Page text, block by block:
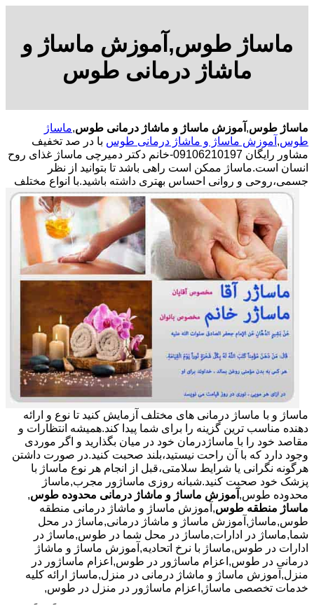
ماساژ طوس,آموزش ماساژ و
ماشاژ درمانی طوس
ماساژ طوس, آموزش ماساژ و ماشاژ درمانی طوس,ماساژ
طوس, آموزش ماساژ و ماشاژ درمانی طوس با در صد تخفیف
مشاور رایگان 09106210197-خانم دکتر دمیرچی ماساژ غذای روح
انسان است.ماساژ ممکن است راهی باشد تا بتوانید از نظر
جسمی،روحی و روانی احساس بهتری داشته باشید.با انواع مختلف
ماساژ و با ماساژ درمانی های مختلف آزمایش کنید تا نوع و ارائه
دهنده مناسب ترین گزینه را برای شما پیدا کند.همیشه انتظارات و
مقاصد خود را با ماساژدرمان خود در میان بگذارید و اگر موردی
وجود دارد که با آن راحت نیستید،بلند صحبت کنید.در صورت داشتن
هرگونه نگرانی یا شرایط سلامتی،قبل از انجام هر نوع ماساژ با
پزشک خود صحبت کنید.شبانه روزی ماساژور مجرب,ماساژ
محدوده طوس, آموزش ماساژ و ماشاژ درمانی محدوده طوس,
ماساژ منطقه طوس,آموزش ماساژ و ماشاژ درمانی منطقه
طوس,ماساژ,آموزش ماساژ و ماشاژ درمانی,ماساژ در محل
شما,ماساژ در ادارات,ماساژ در محل شما در طوس,ماساژ در
ادارات در طوس,ماساژ با نرخ اتحادیه,آموزش ماساژ و ماشاژ
درمانی در طوس,اعزام ماساژور در طوس,اعزام ماساژور در
منزل,آموزش ماساژ و ماشاژ درمانی در منزل,ماساژ ارائه کلیه
خدمات تخصصی ماساژ,اعزام ماساژور در منزل در طوس,